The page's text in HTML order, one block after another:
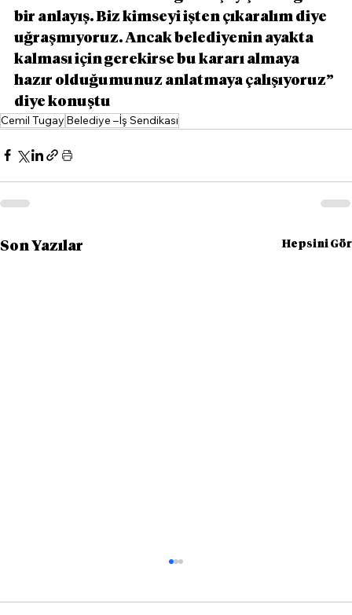
bir anlayış. Biz kimseyi işten çıkaralım diye
uğraşmıyoruz. Ancak belediyenin ayakta
kalması için gerekirse bu kararı almaya
hazır olduğumunuz anlatmaya çalışıyoruz”
diye konuştu
Cemil Tugay Belediye –İş Sendikası
Son Yazılar Hepsini Gör